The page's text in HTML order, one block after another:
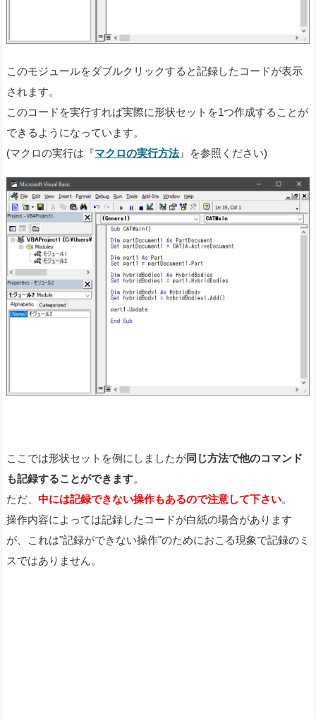
このモジュールをダブルクリックすると記録したコードが表示
されます。
このコードを実行すれば実際に形状セットを1つ作成することが
できるようになっています。
(マクロの実行は『マクロの実行方法』を参照ください)
ここでは形状セットを例にしましたが同じ方法で他のコマンド
も記録することができます。
ただ、 中には記録できない操作もあるので注意して下さい。
操作内容によっては記録したコードが白紙の場合があります
が、これは"記録ができない操作"のためにおこる現象で記録のミ
スではありません。